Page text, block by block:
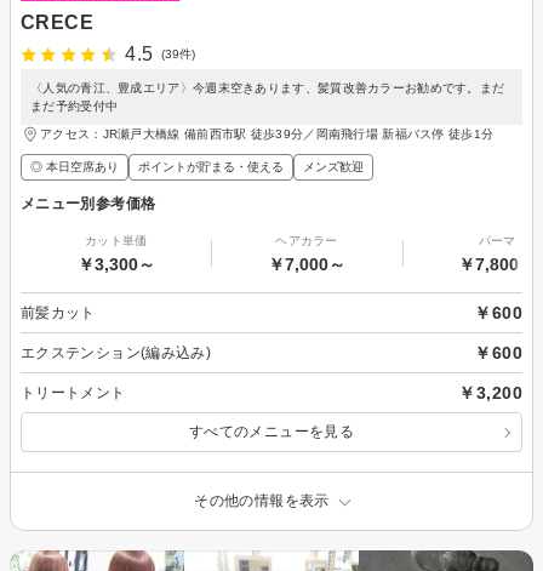
CRECE
4.5
(39件)
〈人気の青江、豊成エリア〉今週末空きあります、髪質改善カラーお勧めです。まだ
まだ予約受付中
アクセス：JR瀬戸大橋線 備前西市駅 徒歩39分／岡南飛行場 新福バス停 徒歩1分
◎ 本日空席あり ポイントが貯まる・使える メンズ歓迎
メニュー別参考価格
カット単価
￥3,300～
ヘアカラー
￥7,000～
パーマ
￥7,800～
前髪カット ￥600
エクステンション(編み込み) ￥600
トリートメント ￥3,200
すべてのメニューを見る
その他の情報を表示